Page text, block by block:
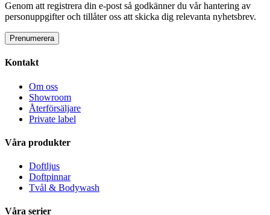
Genom att registrera din e-post så godkänner du vår hantering av
personuppgifter och tillåter oss att skicka dig relevanta nyhetsbrev.
Kontakt
Om oss
Showroom
Återförsäljare
Private label
Våra produkter
Doftljus
Doftpinnar
Tvål & Bodywash
Våra serier